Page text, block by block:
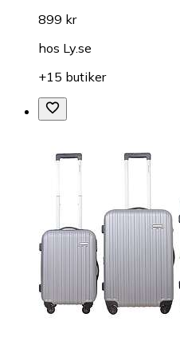
899 kr
hos Ly.se
+15 butiker